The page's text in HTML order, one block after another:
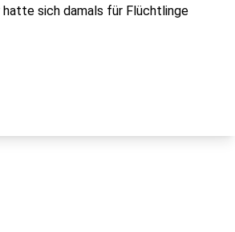
hatte sich damals für Flüchtlinge